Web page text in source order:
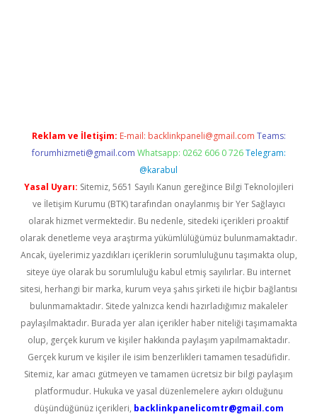
Reklam ve İletişim: E-mail: backlinkpaneli@gmail.com Teams:
forumhizmeti@gmail.com Whatsapp: 0262 606 0 726 Telegram:
@karabul
Yasal Uyarı: Sitemiz, 5651 Sayılı Kanun gereğince Bilgi Teknolojileri
ve İletişim Kurumu (BTK) tarafından onaylanmış bir Yer Sağlayıcı
olarak hizmet vermektedir. Bu nedenle, sitedeki içerikleri proaktif
olarak denetleme veya araştırma yükümlülüğümüz bulunmamaktadır.
Ancak, üyelerimiz yazdıkları içeriklerin sorumluluğunu taşımakta olup,
siteye üye olarak bu sorumluluğu kabul etmiş sayılırlar. Bu internet
sitesi, herhangi bir marka, kurum veya şahıs şirketi ile hiçbir bağlantısı
bulunmamaktadır. Sitede yalnızca kendi hazırladığımız makaleler
paylaşılmaktadır. Burada yer alan içerikler haber niteliği taşımamakta
olup, gerçek kurum ve kişiler hakkında paylaşım yapılmamaktadır.
Gerçek kurum ve kişiler ile isim benzerlikleri tamamen tesadüfidir.
Sitemiz, kar amacı gütmeyen ve tamamen ücretsiz bir bilgi paylaşım
platformudur. Hukuka ve yasal düzenlemelere aykırı olduğunu
düşündüğünüz içerikleri, backlinkpanelicomtr@gmail.com